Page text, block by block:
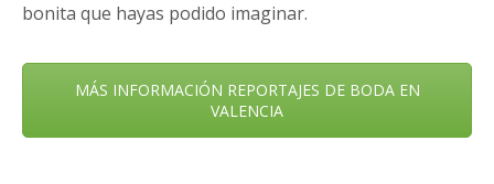
bonita que hayas podido imaginar.
MÁS INFORMACIÓN REPORTAJES DE BODA EN
VALENCIA